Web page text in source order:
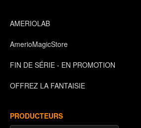
AMERIOLAB
AmerioMagicStore
FIN DE SÉRIE - EN PROMOTION
OFFREZ LA FANTAISIE
PRODUCTEURS